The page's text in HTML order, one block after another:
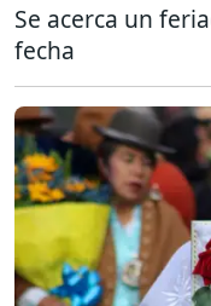
Se acerca un
fecha